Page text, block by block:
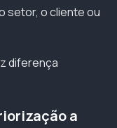
setor, o cliente ou
diferença
a